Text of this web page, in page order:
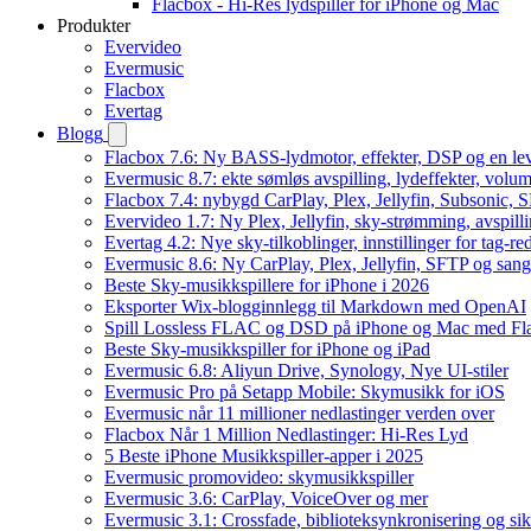
Flacbox - Hi-Res lydspiller for iPhone og Mac
Produkter
Evervideo
Evermusic
Flacbox
Evertag
Blogg
Flacbox 7.6: Ny BASS-lydmotor, effekter, DSP og en
Evermusic 8.7: ekte sømløs avspilling, lydeffekter,
Flacbox 7.4: nybygd CarPlay, Plex, Jellyfin, Subsonic,
Evervideo 1.7: Ny Plex, Jellyfin, sky-strømming,
Evertag 4.2: Nye sky-tilkoblinger, innstillinger for tag-
Evermusic 8.6: Ny CarPlay, Plex, Jellyfin, SFTP og
Beste Sky-musikkspillere for iPhone i 2026
Eksporter Wix-blogginnlegg til Markdown med OpenAI
Spill Lossless FLAC og DSD på iPhone og Mac med
Beste Sky-musikkspiller for iPhone og iPad
Evermusic 6.8: Aliyun Drive, Synology, Nye UI-stiler
Evermusic Pro på Setapp Mobile: Skymusikk for iOS
Evermusic når 11 millioner nedlastinger verden over
Flacbox Når 1 Million Nedlastinger: Hi-Res Lyd
5 Beste iPhone Musikkspiller-apper i 2025
Evermusic promovideo: skymusikkspiller
Evermusic 3.6: CarPlay, VoiceOver og mer
Evermusic 3.1: Crossfade, biblioteksynkronisering og